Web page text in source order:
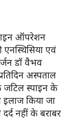
ऑपरेशन
एनस्थिसिया एवं
डॉ वैभव
अस्पताल
स्पाइन के
इलाज किया जा
नहीं के बराबर